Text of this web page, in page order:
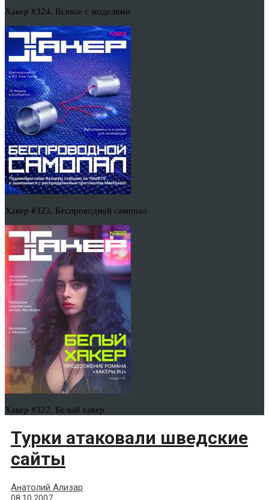
Хакер #324. Всякое с моделями
Хакер #323. Беспроводной самопал
Хакер #322. Белый хакер
Турки атаковали шведские
сайты
Анатолий Ализар